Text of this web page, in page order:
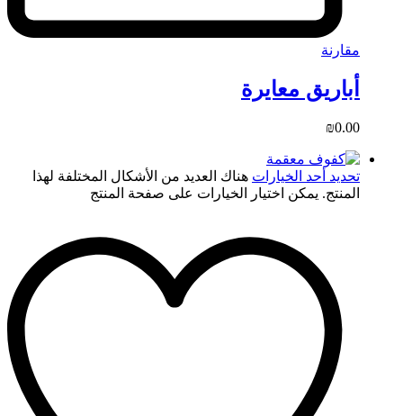
مقارنة
أباريق معايرة
₪0.00
تحديد أحد الخيارات هناك العديد من الأشكال المختلفة لهذا
المنتج. يمكن اختيار الخيارات على صفحة المنتج